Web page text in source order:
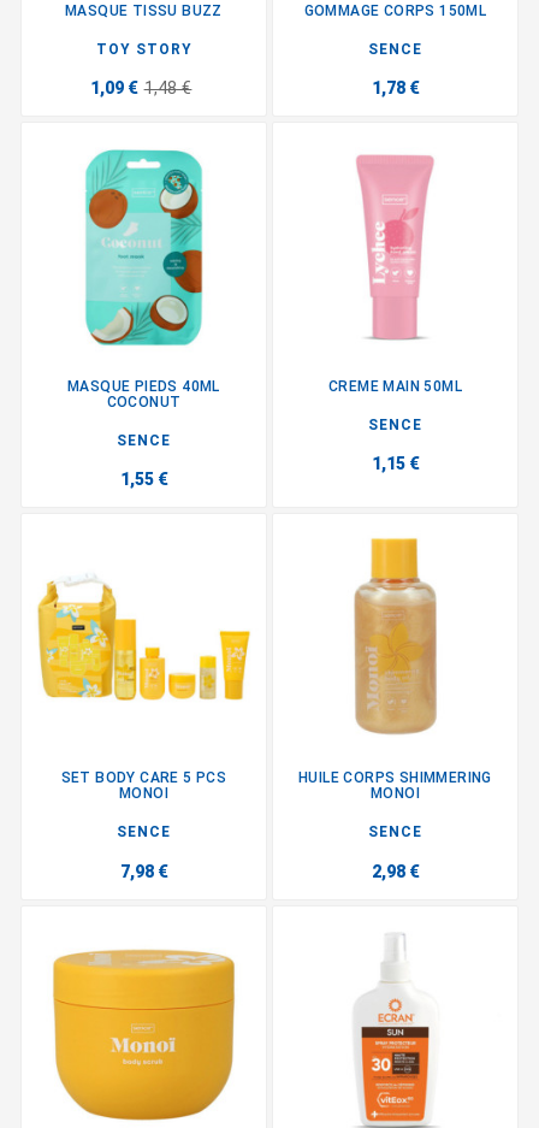
MASQUE TISSU BUZZ
TOY STORY
1,09 € 1,48 €
GOMMAGE CORPS 150ML
SENCE
1,78 €
MASQUE PIEDS 40ML
COCONUT
SENCE
1,55 €
CREME MAIN 50ML
SENCE
1,15 €
SET BODY CARE 5 PCS
MONOI
SENCE
7,98 €
HUILE CORPS SHIMMERING
MONOI
SENCE
2,98 €